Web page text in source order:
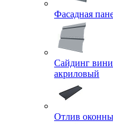
Фасадная
Сайдинг
акриловый
Отлив